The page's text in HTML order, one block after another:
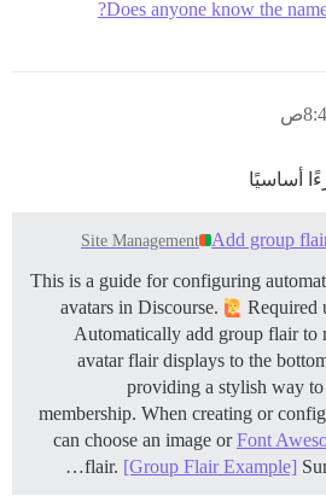
Does anyone know the
أساسيًا
Add group
Site Management
This is a guide for configuring
avatars in Discourse.
Required
Automatically add group flair to
avatar flair displays to the
providing a stylish way
membership. When creating or
can choose an image orFont
flair. [Group Flair Example]